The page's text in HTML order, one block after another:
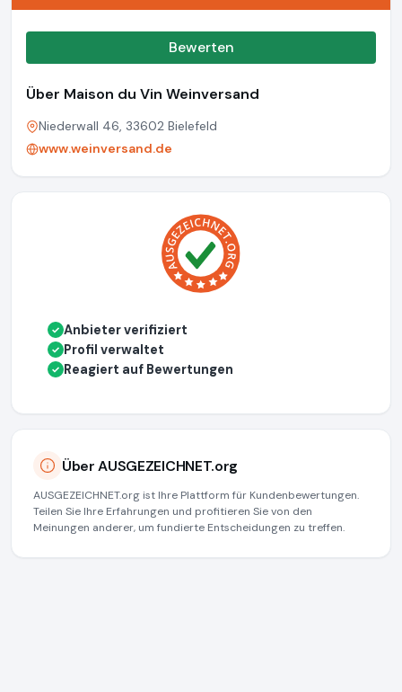
Bewerten
Über Maison du Vin Weinversand
Niederwall 46, 33602 Bielefeld
www.weinversand.de
✓ Anbieter verifiziert
✓ Profil verwaltet
✓ Reagiert auf Bewertungen
Über AUSGEZEICHNET.org
AUSGEZEICHNET.org ist Ihre Plattform für Kundenbewertungen.
Teilen Sie Ihre Erfahrungen und profitieren Sie von den
Meinungen anderer, um fundierte Entscheidungen zu treffen.